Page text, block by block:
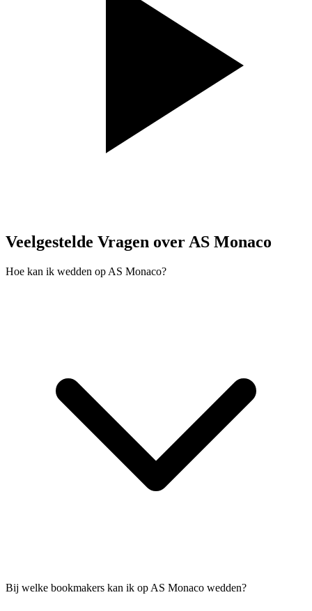
Veelgestelde Vragen over AS Monaco
Hoe kan ik wedden op AS Monaco?
Bij welke bookmakers kan ik op AS Monaco wedden?